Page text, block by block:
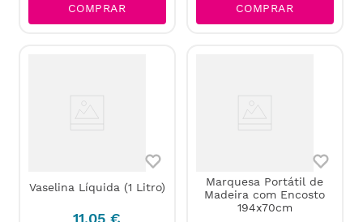
COMPRAR COMPRAR
Vaselina Líquida (1 Litro)
11,05 €
Marquesa Portátil de
Madeira com Encosto
194x70cm